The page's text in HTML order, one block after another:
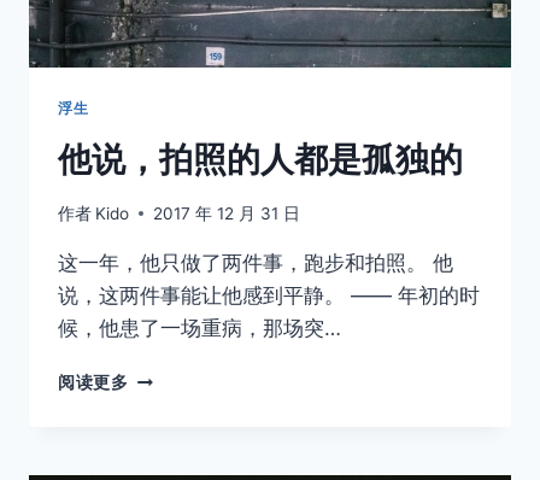
浮生
他说，拍照的人都是孤独的
作者 Kido 2017 年 12 月 31 日
这一年，他只做了两件事，跑步和拍照。 他
说，这两件事能让他感到平静。 —— 年初的时
候，他患了一场重病，那场突…
阅读更多